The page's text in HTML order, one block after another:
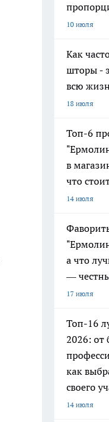
10 июля
Как
шторы -
всю
18 июля
Топ-6
в
что
14 июля
а что
—
17 июля
Топ-16
2026: от
как
своего
14 июля